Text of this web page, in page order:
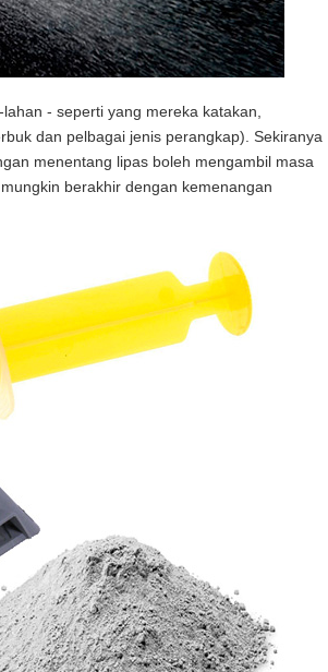
- seperti yang mereka katakan,
dan pelbagai jenis perangkap). Sekiranya
menentang lipas boleh mengambil masa
berakhir dengan kemenangan